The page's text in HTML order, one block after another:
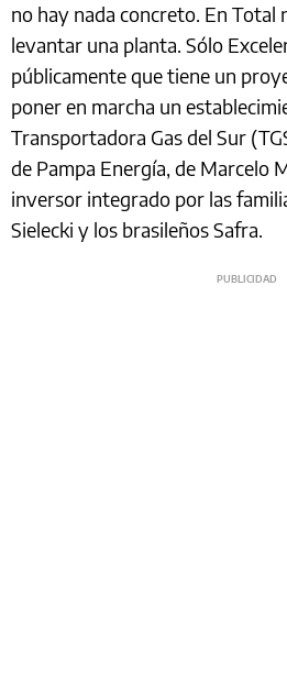
no hay nada concreto. En Total
levantar una planta. Sólo
públicamente que tiene un
poner en marcha un
Transportadora Gas del Sur
de Pampa Energía, de Marcelo
inversor integrado por las
Sielecki y los brasileños Safra.